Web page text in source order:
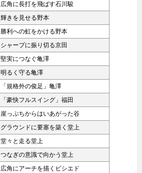
広角に長打を飛ばす石川駿
輝きを見せる野本
勝利への虹をかける野本
シャープに振り切る京田
堅実につなぐ亀澤
明るく守る亀澤
「規格外の俊足」亀澤
「豪快フルスイング」福田
崖っぷちからはいあがった谷
グラウンドに要塞を築く堂上
堂々と走る堂上
つなぎの意識で向かう堂上
広角にアーチを描くビシエド